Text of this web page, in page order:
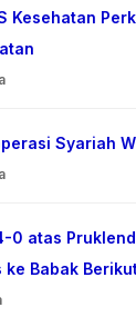
Kesehatan
Syariah
0 atas
ke Babak